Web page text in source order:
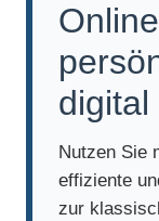
Nutzen Sie
effiziente
zur